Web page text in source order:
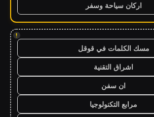
اركان سياحة وسفر
!
مسك الكلمات في قوقل
اشراق التقنية
ان سفن
مرابع التكنولوجيا